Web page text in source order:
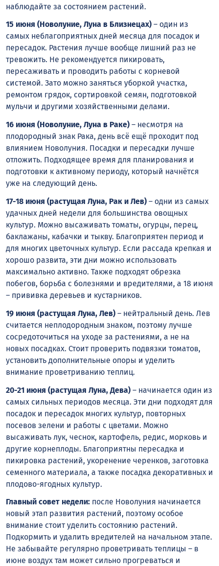
наблюдайте за состоянием растений.
15 июня (Новолуние, Луна в Близнецах) – один из
самых неблагоприятных дней месяца для посадок и
пересадок. Растения лучше вообще лишний раз не
тревожить. Не рекомендуется пикировать,
пересаживать и проводить работы с корневой
системой. Зато можно заняться уборкой участка,
ремонтом грядок, сортировкой семян, подготовкой
мульчи и другими хозяйственными делами.
16 июня (Новолуние, Луна в Раке) – несмотря на
плодородный знак Рака, день всё ещё проходит под
влиянием Новолуния. Посадки и пересадки лучше
отложить. Подходящее время для планирования и
подготовки к активному периоду, который начнётся
уже на следующий день.
17-18 июня (растущая Луна, Рак и Лев) – одни из самых
удачных дней недели для большинства овощных
культур. Можно высаживать томаты, огурцы, перец,
баклажаны, кабачки и тыкву. Благоприятен период и
для многих цветочных культур. Если рассада крепкая и
хорошо развита, эти дни можно использовать
максимально активно. Также подходят обрезка
побегов, борьба с болезнями и вредителями, а 18 июня
– прививка деревьев и кустарников.
19 июня (растущая Луна, Лев) – нейтральный день. Лев
считается неплодородным знаком, поэтому лучше
сосредоточиться на уходе за растениями, а не на
новых посадках. Стоит проверить подвязки томатов,
установить дополнительные опоры и уделить
внимание проветриванию теплиц.
20-21 июня (растущая Луна, Дева) – начинается один из
самых сильных периодов месяца. Эти дни подходят для
посадок и пересадок многих культур, повторных
посевов зелени и работы с цветами. Можно
высаживать лук, чеснок, картофель, редис, морковь и
другие корнеплоды. Благоприятны пересадка и
пикировка растений, укоренение черенков, заготовка
семенного материала, а также посадка декоративных и
плодово-ягодных культур.
Главный совет недели: после Новолуния начинается
новый этап развития растений, поэтому особое
внимание стоит уделить состоянию растений.
Подкормить и удалить вредителей на начальном этапе.
Не забывайте регулярно проветривать теплицы – в
июне воздух там может сильно прогреваться и